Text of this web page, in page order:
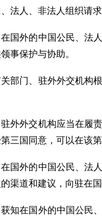
法人、非法人组织请
国外的中国公民、法
事保护与协助。
关部门、驻外外交机构
外外交机构应当在履
三国同意，可以在该
国外的中国公民、法
渠道和建议，向驻在
知在国外的中国公民、